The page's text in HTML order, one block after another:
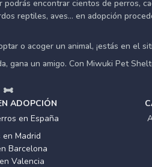
encontrar cientos de perros,
reptiles, aves... en adopción
o acoger un animal, ¡estás en el
gana un amigo. Con Miwuki Pet
ADOPCIÓN
en España
en Madrid
Barcelona
Valencia